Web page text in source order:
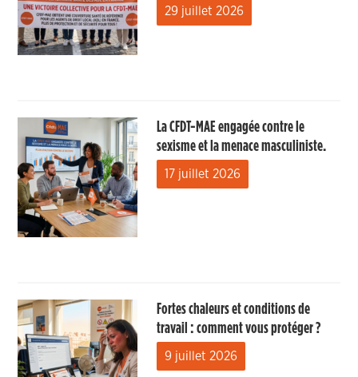
29 juillet 2026
La CFDT-MAE engagée contre le
sexisme et la menace masculiniste.
17 juillet 2026
Fortes chaleurs et conditions de
travail : comment vous protéger ?
9 juillet 2026